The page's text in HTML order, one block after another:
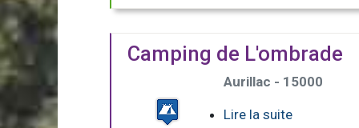
Camping de L'ombrade
Aurillac - 15000
Lire la suite